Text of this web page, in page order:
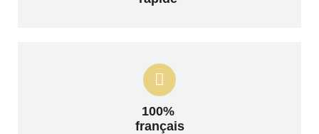
100%
français